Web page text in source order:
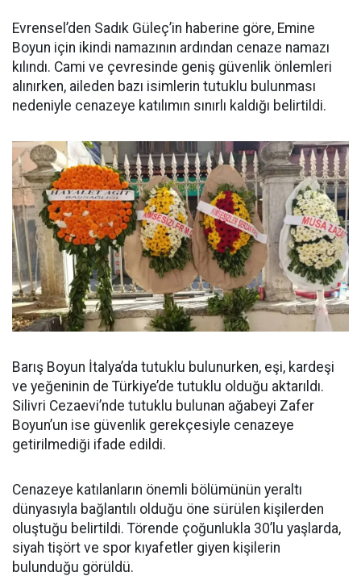
Evrensel’den Sadık Güleç’in haberine göre, Emine
Boyun için ikindi namazının ardından cenaze namazı
kılındı. Cami ve çevresinde geniş güvenlik önlemleri
alınırken, aileden bazı isimlerin tutuklu bulunması
nedeniyle cenazeye katılımın sınırlı kaldığı belirtildi.
Barış Boyun İtalya’da tutuklu bulunurken, eşi, kardeşi
ve yeğeninin de Türkiye’de tutuklu olduğu aktarıldı.
Silivri Cezaevi’nde tutuklu bulunan ağabeyi Zafer
Boyun’un ise güvenlik gerekçesiyle cenazeye
getirilmediği ifade edildi.
Cenazeye katılanların önemli bölümünün yeraltı
dünyasıyla bağlantılı olduğu öne sürülen kişilerden
oluştuğu belirtildi. Törende çoğunlukla 30’lu yaşlarda,
siyah tişört ve spor kıyafetler giyen kişilerin
bulunduğu görüldü.